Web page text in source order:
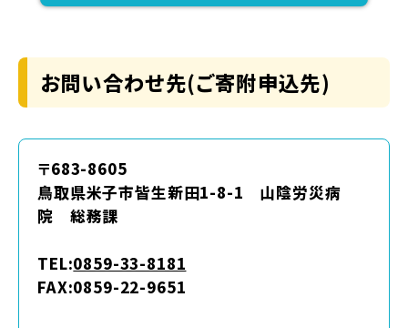
お問い合わせ先(ご寄附申込先)
〒683-8605
鳥取県米子市皆生新田1-8-1 山陰労災病
院 総務課
TEL:0859-33-8181
FAX:0859-22-9651